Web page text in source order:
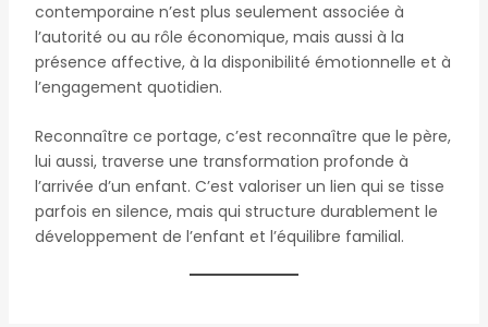
contemporaine n’est plus seulement associée à
l’autorité ou au rôle économique, mais aussi à la
présence affective, à la disponibilité émotionnelle et à
l’engagement quotidien.
Reconnaître ce portage, c’est reconnaître que le père,
lui aussi, traverse une transformation profonde à
l’arrivée d’un enfant. C’est valoriser un lien qui se tisse
parfois en silence, mais qui structure durablement le
développement de l’enfant et l’équilibre familial.